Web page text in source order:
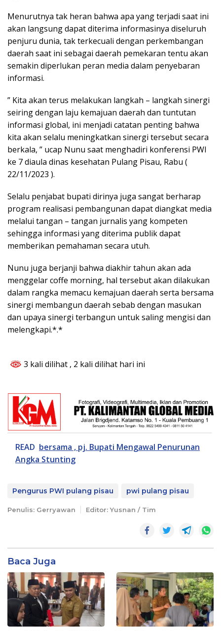
Menurutnya tak heran bahwa apa yang terjadi saat ini
akan langsung dapat diterima informasinya diseluruh
penjuru dunia, tak terkecuali dengan perkembangan
daerah saat ini sebagai daerah pemekaran tentu akan
semakin diperlukan peran media dalam penyebaran
informasi.
” Kita akan terus melakukan langkah – langkah sinergi
seiring dengan laju kemajuan daerah dan tuntutan
informasi global, ini menjadi catatan penting bahwa
kita akan selalu meningkatkan sinergi tersebut secara
berkala, ” ucap Nunu saat menghadiri konferensi PWI
ke 7 diaula dinas kesehatan Pulang Pisau, Rabu (
22/11/2023 ).
Selalu penjabat bupati dirinya juga sangat berharap
program realisasi pembangunan dapat diangkat media
melalui tangan – tangan jurnalis yang kompeten
sehingga informasi yang diterima publik dapat
memberikan pemahaman secara utuh.
Nunu juga berjanji bahwa diakhir tahun akan ada
menggelar coffe morning, hal tersebut akan dilakukan
dalam rangka memacu kemajuan daerah serta bersama
sinergi membangun daerah sebab dengan masukan
dan upaya sinergi terbangun untuk saling mengisi dan
melengkapi.*.*
3 kali dilihat , 2 kali dilihat hari ini
READ bersama , pj. Bupati Mengawal Penurunan
Angka Stunting
Pengurus PWI pulang pisau pwi pulang pisau
Penulis: Gerryawan Editor: Yusnan / Tim
Baca Juga